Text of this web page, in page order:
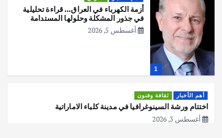
1
أزمة الكهرباء في العراق… قراءة تحليلية
في جذور المشكلة وحلولها المستدامة
أغسطس 5, 2026
أهم الأخبار ثقافة وفنون
اختتام ورشة السينوغرافيا في مدينة كلباء الاماراتية
أغسطس 3, 2026